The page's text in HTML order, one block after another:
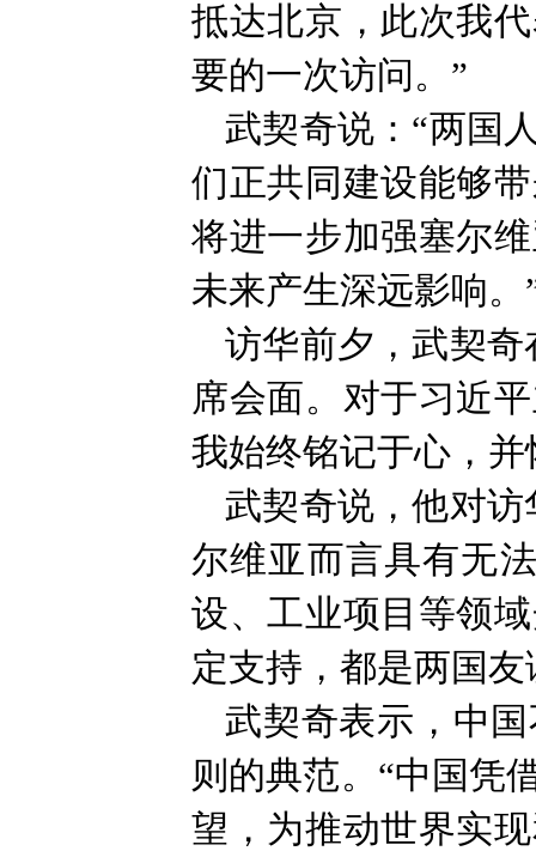
抵达北京，此次我
要的一次访问。”
武契奇说：“两国
们正共同建设能够
将进一步加强塞尔
未来产生深远影响。
访华前夕，武契
席会面。对于习近
我始终铭记于心，
武契奇说，他对
尔维亚而言具有无
设、工业项目等领
定支持，都是两国
武契奇表示，中
则的典范。“中国凭
望，为推动世界实